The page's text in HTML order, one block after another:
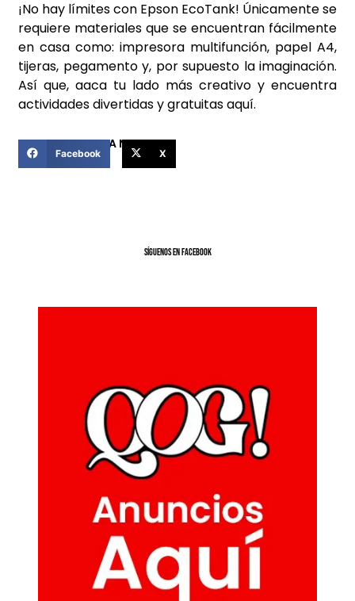
¡No hay límites con Epson EcoTank! Únicamente se
requiere materiales que se encuentran fácilmente
en casa como: impresora multifunción, papel A4,
tijeras, pegamento y, por supuesto la imaginación.
Así que, aaca tu lado más creativo y encuentra
actividades divertidas y gratuitasaquí.
COMPARTIR ESTA NOTICIA
Facebook X
SíGUENOS EN FACEBOOK